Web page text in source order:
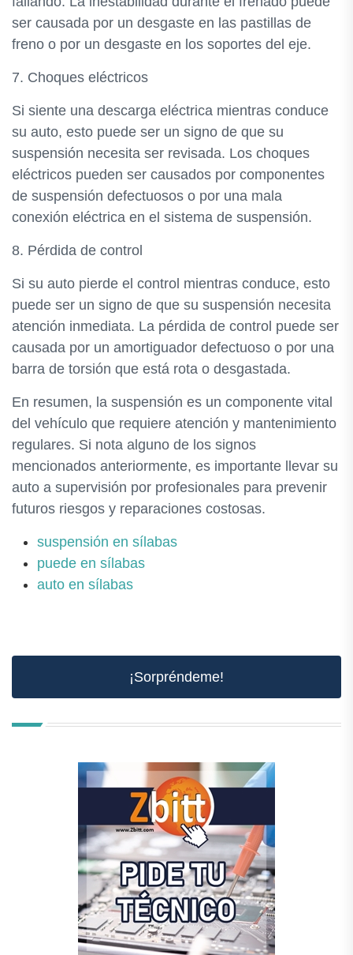
ser causada por un desgaste en las pastillas de
freno o por un desgaste en los soportes del eje.
7. Choques eléctricos
Si siente una descarga eléctrica mientras conduce
su auto, esto puede ser un signo de que su
suspensión necesita ser revisada. Los choques
eléctricos pueden ser causados por componentes
de suspensión defectuosos o por una mala
conexión eléctrica en el sistema de suspensión.
8. Pérdida de control
Si su auto pierde el control mientras conduce, esto
puede ser un signo de que su suspensión necesita
atención inmediata. La pérdida de control puede ser
causada por un amortiguador defectuoso o por una
barra de torsión que está rota o desgastada.
En resumen, la suspensión es un componente vital
del vehículo que requiere atención y mantenimiento
regulares. Si nota alguno de los signos
mencionados anteriormente, es importante llevar su
auto a supervisión por profesionales para prevenir
futuros riesgos y reparaciones costosas.
suspensión en sílabas
puede en sílabas
auto en sílabas
¡Sorpréndeme!